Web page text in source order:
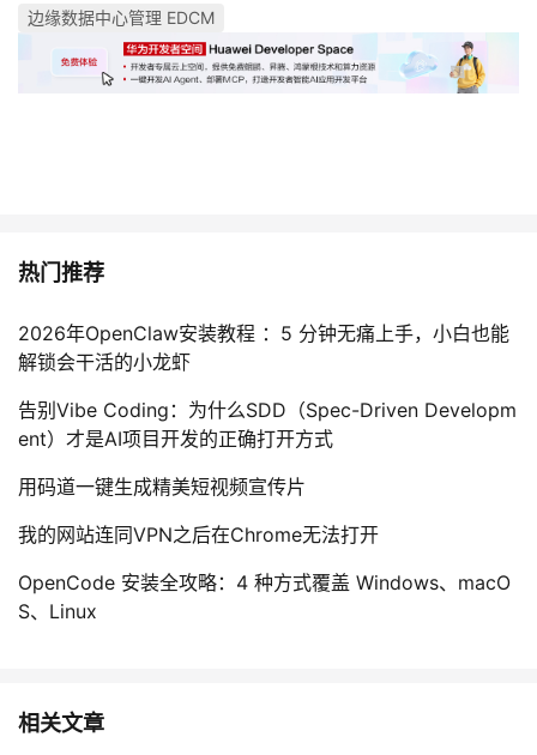
边缘数据中心管理 EDCM
热门推荐
2026年OpenClaw安装教程 ：5 分钟无痛上手，小白也能
解锁会干活的小龙虾
告别Vibe Coding：为什么SDD（Spec-Driven Developm
ent）才是AI项目开发的正确打开方式
用码道一键生成精美短视频宣传片
我的网站连同VPN之后在Chrome无法打开
OpenCode 安装全攻略：4 种方式覆盖 Windows、macO
S、Linux
相关文章